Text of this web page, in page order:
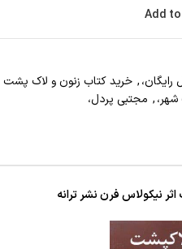
Add
رایگان،, خرید کتاب زنون و لاک پشت
, مجتبی پردل،
نیکولاس فرن نشر ترانه